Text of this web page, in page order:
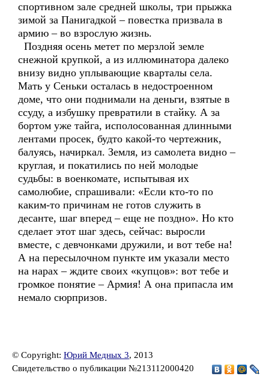
спортивном зале средней школы, три прыжка
зимой за Панигадкой – повестка призвала в
армию – во взрослую жизнь.
Поздняя осень метет по мерзлой земле
снежной крупкой, а из иллюминатора далеко
внизу видно уплывающие кварталы села.
Мать у Сеньки осталась в недостроенном
доме, что они поднимали на деньги, взятые в
ссуду, а избушку превратили в стайку. А за
бортом уже тайга, исполосованная длинными
лентами просек, будто какой-то чертежник,
балуясь, начиркал. Земля, из самолета видно –
круглая, и покатились по ней молодые
судьбы: в военкомате, испытывая их
самолюбие, спрашивали: «Если кто-то по
каким-то причинам не готов служить в
десанте, шаг вперед – еще не поздно». Но кто
сделает этот шаг здесь, сейчас: выросли
вместе, с девчонками дружили, и вот тебе на!
А на пересылочном пункте им указали место
на нарах – ждите своих «купцов»: вот тебе и
громкое понятие – Армия! А она припасла им
немало сюрпризов.
© Copyright: Юрий Медных 3, 2013
Свидетельство о публикации №213112000420